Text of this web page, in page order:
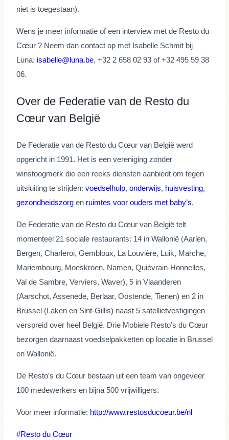
niet is toegestaan).
Wens je meer informatie of een interview met de Resto du
Cœur ? Neem dan contact op met Isabelle Schmit bij
Luna: isabelle@luna.be, +32 2 658 02 93 of +32 495 59 38
06.
Over de Federatie van de Resto du
Cœur van België
De Federatie van de Resto du Cœur van België werd
opgericht in 1991. Het is een vereniging zonder
winstoogmerk die een reeks diensten aanbiedt om tegen
uitsluiting te strijden: voedselhulp, onderwijs, huisvesting,
gezondheidszorg en ruimtes voor ouders met baby’s.
De Federatie van de Resto du Cœur van België telt
momenteel 21 sociale restaurants: 14 in Wallonië (Aarlen,
Bergen, Charleroi, Gembloux, La Louvière, Luik, Marche,
Mariembourg, Moeskroen, Namen, Quiévrain-Honnelles,
Val de Sambre, Verviers, Waver), 5 in Vlaanderen
(Aarschot, Assenede, Berlaar, Oostende, Tienen) en 2 in
Brussel (Laken en Sint-Gillis) naast 5 satellietvestigingen
verspreid over heel België. Drie Mobiele Resto’s du Cœur
bezorgen daarnaast voedselpakketten op locatie in Brussel
en Wallonië.
De Resto’s du Cœur bestaan uit een team van ongeveer
100 medewerkers en bijna 500 vrijwilligers.
Voor meer informatie: http://www.restosducoeur.be/nl
Bericht
#Resto du Cœur